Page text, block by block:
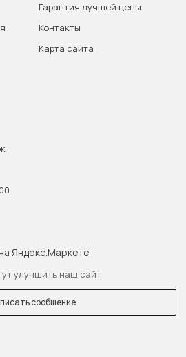
Гарантия лучшей цены
Контакты
Карта сайта
улучшить наш сайт
сообщение